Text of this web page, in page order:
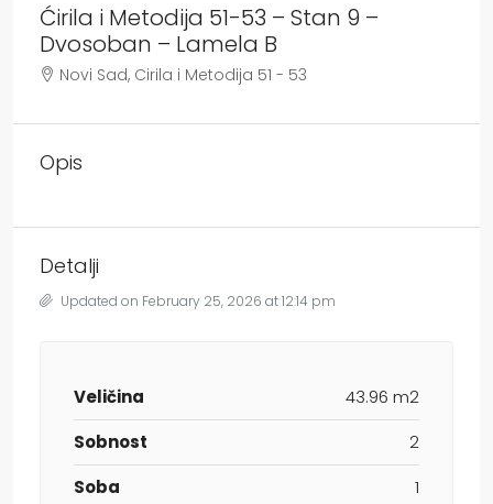
Ćirila i Metodija 51-53 – Stan 9 –
Dvosoban – Lamela B
Novi Sad, Cirila i Metodija 51 - 53
Opis
Detalji
Updated on February 25, 2026 at 12:14 pm
Veličina
43.96 m2
Sobnost
2
Soba
1